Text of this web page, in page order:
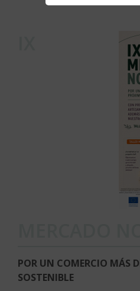
POR UN COMERCIO MÁS
SOSTENIBLE